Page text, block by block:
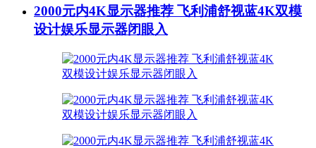
2000元内4K显示器推荐 飞利浦舒视蓝4K双模
设计娱乐显示器闭眼入